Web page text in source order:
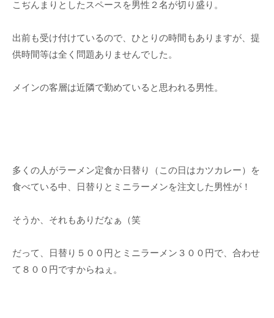
こぢんまりとしたスペースを男性２名が切り盛り。
出前も受け付けているので、ひとりの時間もありますが、提
供時間等は全く問題ありませんでした。
メインの客層は近隣で勤めていると思われる男性。
多くの人がラーメン定食か日替り（この日はカツカレー）を
食べている中、日替りとミニラーメンを注文した男性が！
そうか、それもありだなぁ（笑
だって、日替り５００円とミニラーメン３００円で、合わせ
て８００円ですからねぇ。